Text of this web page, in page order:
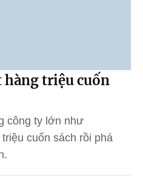
hàng triệu cuốn
công ty lớn như
cuốn sách rồi phá